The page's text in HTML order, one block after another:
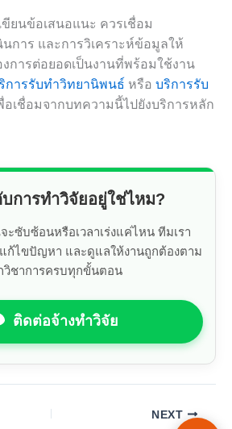
ขียนข้อเสนอแนะ ควรเชื่อม
นการ และการวิเคราะห์ข้อมูลให้
การต่อยอดเป็นงานที่พร้อมใช้งาน
การรับทำวิทยานิพนธ์ หรือ บริการรับ
อเชื่อมจากบทความนี้ไปยังบริการหลัก
การทำวิจัยอยู่ใช่ไหม?
ซับซ้อนหรือเวลาเร่งแค่ไหน ทีมเรา
ก้ไขปัญหา และดูแลให้งานถูกต้องตาม
วิชาการครบทุกขั้นตอน
ติดต่อจ้างทำวิจัย
NEXT